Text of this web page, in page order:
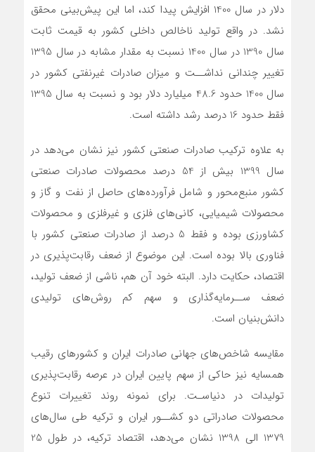
دلار در سال 1400 افزایش پیدا کند، اما این پیش‌بینی محقق
نشد. در واقع تولید ناخالص داخلی کشور به قیمت ثابت
سال 1390 در سال 1400 نسبت به مقدار مشابه در سال 1395
تغییر چندانی نداشــت و میزان صادرات غیرنفتی کشور در
سال 1400 حدود 48.6 میلیارد دلار بود و نسبت به سال 1395
فقط حدود 16 درصد رشد داشته است.
به علاوه ترکیب صادرات صنعتی کشور نیز نشان می‌دهد در
سال 1399 بیش از 54 درصد محصولات صادرات صنعتی
کشور منبع‌محور و شامل فرآورده‌های حاصل از نفت و گاز و
محصولات شیمیایی، کانی‌های فلزی و غیرفلزی و محصولات
کشاورزی بوده و فقط 5 درصد از صادرات صنعتی کشور با
فناوری بالا بوده است. این موضوع از ضعف رقابت‌پذیری در
اقتصاد، حکایت دارد. البته خود آن هم، ناشی از ضعف تولید،
ضعف ســرمایه‌گذاری و سهم کم روش‌های تولیدی
دانش‌بنیان است.
مقایسه شاخص‌های جهانی صادرات ایران و کشورهای رقیب
همسایه نیز حاکی از سهم پایین ایران در عرصه رقابت‌پذیری
تولیدات در دنیاسـت. برای نمونه روند تغییرات تنوع
محصولات صادراتی دو کشــور ایران و ترکیه طی سال‌های
1379 الی 1398 نشان می‌دهد، اقتصاد ترکیه، در طول 25